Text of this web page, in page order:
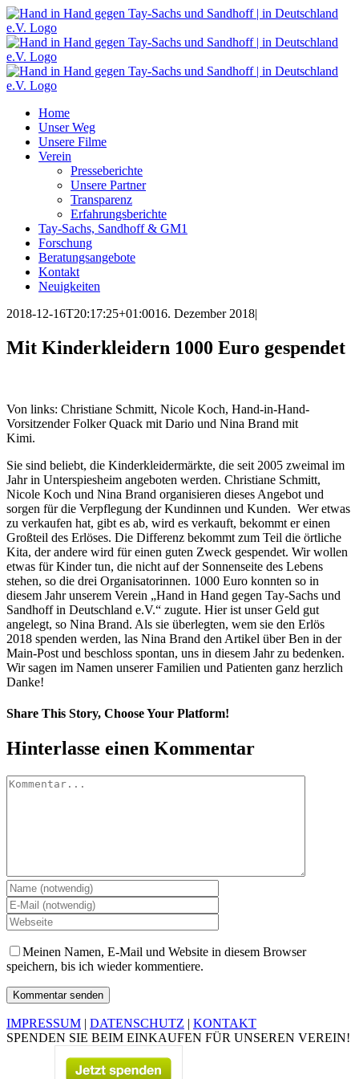
Zum
Inhalt
springen
Home
Unser Weg
Unsere Filme
Verein
Presseberichte
Unsere Partner
Transparenz
Erfahrungsberichte
Tay-Sachs, Sandhoff & GM1
Forschung
Beratungsangebote
Kontakt
Neuigkeiten
2018-12-16T20:17:25+01:0016. Dezember 2018|
Mit Kinderkleidern 1000 Euro gespendet
Von links: Christiane Schmitt, Nicole Koch, Hand-in-Hand-
Vorsitzender Folker Quack mit Dario und Nina Brand mit
Kimi.
Sie sind beliebt, die Kinderkleidermärkte, die seit 2005 zweimal im
Jahr in Unterspiesheim angeboten werden. Christiane Schmitt,
Nicole Koch und Nina Brand organisieren dieses Angebot und
sorgen für die Verpflegung der Kundinnen und Kunden. Wer etwas
zu verkaufen hat, gibt es ab, wird es verkauft, bekommt er einen
Großteil des Erlöses. Die Differenz bekommt zum Teil die örtliche
Kita, der andere wird für einen guten Zweck gespendet. Wir wollen
etwas für Kinder tun, die nicht auf der Sonnenseite des Lebens
stehen, so die drei Organisatorinnen. 1000 Euro konnten so in
diesem Jahr unserem Verein „Hand in Hand gegen Tay-Sachs und
Sandhoff in Deutschland e.V.“ zugute. Hier ist unser Geld gut
angelegt, so Nina Brand. Als sie überlegten, wem sie den Erlös
2018 spenden werden, las Nina Brand den Artikel über Ben in der
Main-Post und beschloss spontan, uns in diesem Jahr zu bedenken.
Wir sagen im Namen unserer Familien und Patienten ganz herzlich
Danke!
Share This Story, Choose Your Platform!
Facebook
Twitter
Pinterest
Vk
E-
Mail
Hinterlasse einen Kommentar
Kommentar
Meinen Namen, E-Mail und Website in diesem Browser
speichern, bis ich wieder kommentiere.
IMPRESSUM | DATENSCHUTZ | KONTAKT
SPENDEN SIE BEIM EINKAUFEN FÜR UNSEREN VEREIN!